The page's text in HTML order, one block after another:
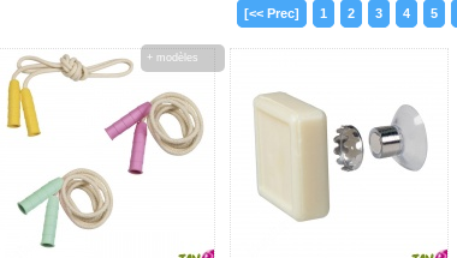
[<< Prec] 1 2 3 4 5
+ modèles